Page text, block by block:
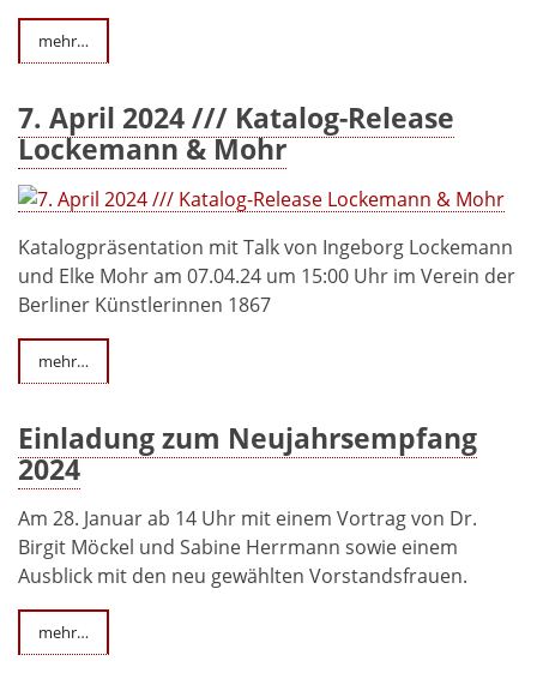
mehr…
7. April 2024 /// Katalog-Release
Lockemann & Mohr
Katalogpräsentation mit Talk von Ingeborg Lockemann
und Elke Mohr am 07.04.24 um 15:00 Uhr im Verein der
Berliner Künstlerinnen 1867
mehr…
Einladung zum Neujahrsempfang
2024
Am 28. Januar ab 14 Uhr mit einem Vortrag von Dr.
Birgit Möckel und Sabine Herrmann sowie einem
Ausblick mit den neu gewählten Vorstandsfrauen.
mehr…